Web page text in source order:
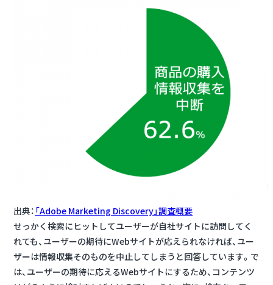
出典： 「Adobe Marketing Discovery」調査概要
せっかく検索にヒットしてユーザーが自社サイトに訪問してく
れても、ユーザーの期待にWebサイトが応えられなければ、ユー
ザーは情報収集そのものを中止してしまうと回答しています。で
は、ユーザーの期待に応えるWebサイトにするため、コンテンツ